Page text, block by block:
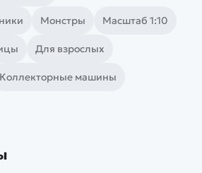
Монстры Масштаб 1:10
Для взрослых
Коллекторные машины